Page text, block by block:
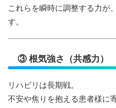
これらを瞬時に調整する力が
す。
③ 根気強さ（共感力）
リハビリは長期戦。
不安や焦りを抱える患者様に